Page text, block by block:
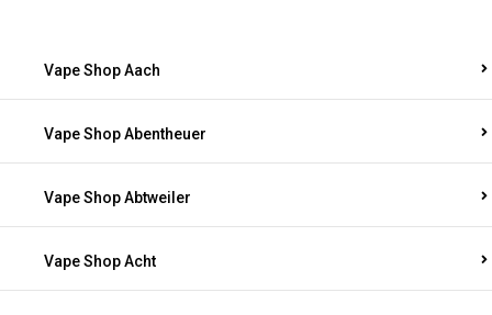
Vape Shop Aach
Vape Shop Abentheuer
Vape Shop Abtweiler
Vape Shop Acht